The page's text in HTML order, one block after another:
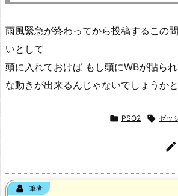
雨風緊急が終わってから投稿するこの
いとして
頭に入れておけば もし頭にWBが貼ら
な動きが出来るんじゃないでしょうかと
 PSO2  ゼッ

筆者